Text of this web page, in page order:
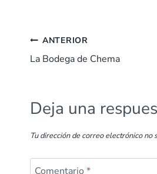
b
o
k
s
A
p
dI
ANTERIOR
La Bodega de Chema
Deja una
Tu dirección de correo electrónico no
Comentario *